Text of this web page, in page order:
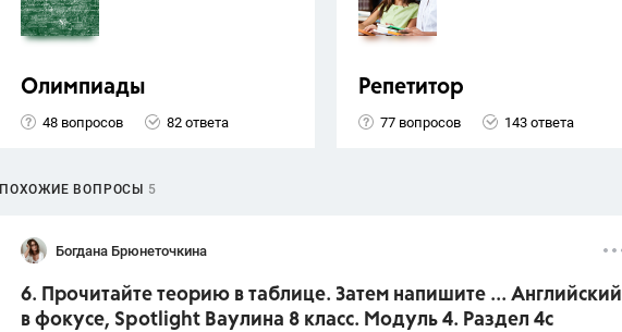
Олимпиады
48 вопросов 82 ответа
Репетитор
77 вопросов 143 ответа
ПОХОЖИЕ ВОПРОСЫ 5
Богдана Брюнеточкина
6. Прочитайте теорию в таблице. Затем напишите ... Английский
в фокусе, Spotlight Ваулина 8 класс. Модуль 4. Раздел 4с